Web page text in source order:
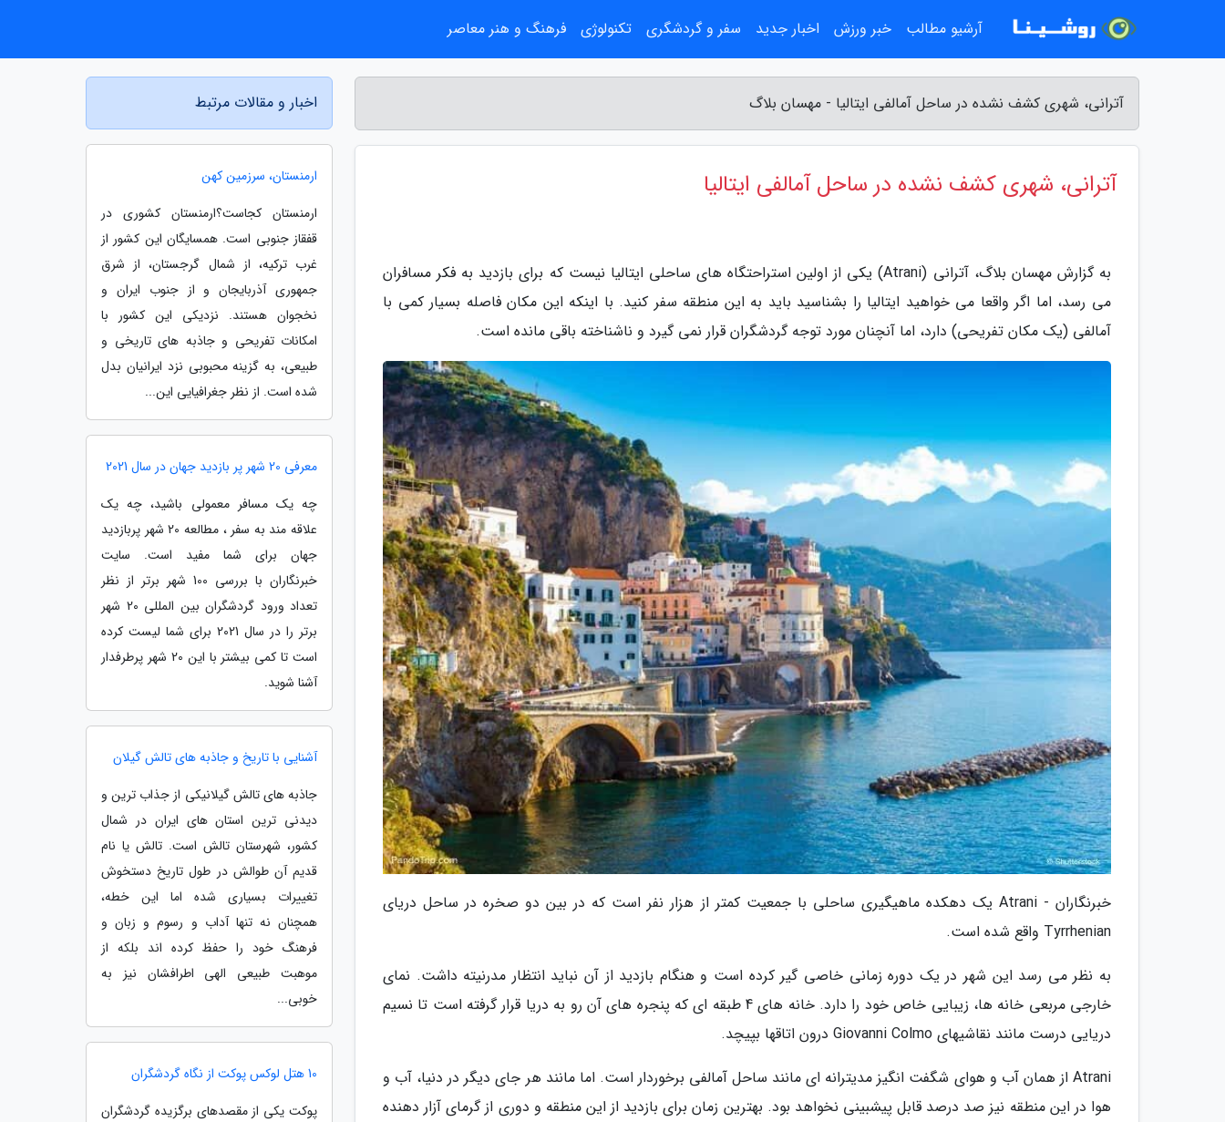
آترانی، شهری کشف نشده در ساحل آمالفی ایتالیا - مهسان بلاگ
آترانی، شهری کشف نشده در ساحل آمالفی ایتالیا
به گزارش مهسان بلاگ، آترانی (Atrani) یکی از اولین استراحتگاه های ساحلی ایتالیا نیست که برای بازدید به فکر مسافران
می رسد، اما اگر واقعا می خواهید ایتالیا را بشناسید باید به این منطقه سفر کنید. با اینکه این مکان فاصله بسیار کمی با
آمالفی (یک مکان تفریحی) دارد، اما آنچنان مورد توجه گردشگران قرار نمی گیرد و ناشناخته باقی مانده است.
خبرنگاران - Atrani یک دهکده ماهیگیری ساحلی با جمعیت کمتر از هزار نفر است که در بین دو صخره در ساحل دریای
Tyrrhenian واقع شده است.
به نظر می رسد این شهر در یک دوره زمانی خاصی گیر کرده است و هنگام بازدید از آن نباید انتظار مدرنیته داشت. نمای
خارجی مربعی خانه ها، زیبایی خاص خود را دارد. خانه های 4 طبقه ای که پنجره های آن رو به دریا قرار گرفته است تا نسیم
دریایی درست مانند نقاشیهای Giovanni Colmo درون اتاقها بپیچد.
Atrani از همان آب و هوای شگفت انگیز مدیترانه ای مانند ساحل آمالفی برخوردار است. اما مانند هر جای دیگر در دنیا، آب و
هوا در این منطقه نیز صد درصد قابل پیشبینی نخواهد بود. بهترین زمان برای بازدید از این منطقه و دوری از گرمای آزار دهنده
اخبار و مقالات مرتبط
ارمنستان، سرزمین کهن
ارمنستان کجاست؟ارمنستان کشوری در
قفقاز جنوبی است. همسایگان این کشور از
غرب ترکیه، از شمال گرجستان، از شرق
جمهوری آذربایجان و از جنوب ایران و
نخجوان هستند. نزدیکی این کشور با
امکانات تفریحی و جاذبه های تاریخی و
طبیعی، به گزینه محبوبی نزد ایرانیان بدل
شده است. از نظر جغرافیایی این...
معرفی 20 شهر پر بازدید جهان در سال 2021
چه یک مسافر معمولی باشید، چه یک
علاقه مند به سفر ، مطالعه 20 شهر پربازدید
جهان برای شما مفید است. سایت
خبرنگاران با بررسی 100 شهر برتر از نظر
تعداد ورود گردشگران بین المللی 20 شهر
برتر را در سال 2021 برای شما لیست کرده
است تا کمی بیشتر با این 20 شهر پرطرفدار
آشنا شوید.
آشنایی با تاریخ و جاذبه های تالش گیلان
جاذبه های تالش گیلانیکی از جذاب ترین و
دیدنی ترین استان های ایران در شمال
کشور، شهرستان تالش است. تالش یا نام
قدیم آن طوالش در طول تاریخ دستخوش
تغییرات بسیاری شده اما این خطه،
همچنان نه تنها آداب و رسوم و زبان و
فرهنگ خود را حفظ کرده اند بلکه از
موهبت طبیعی الهی اطرافشان نیز به
خوبی...
10 هتل لوکس پوکت از نگاه گردشگران
پوکت یکی از مقصدهای برگزیده گردشگران
آرشیو مطالب خبر ورزش اخبار جدید سفر و گردشگری تکنولوژی فرهنگ و هنر معاصر